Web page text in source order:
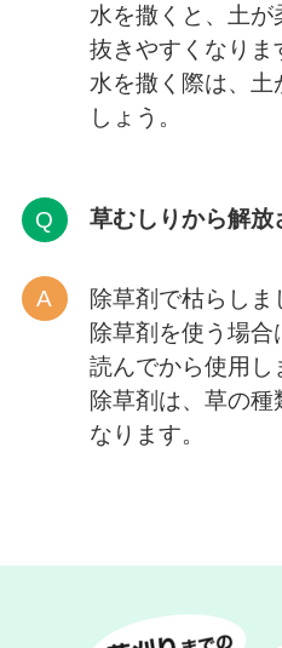
水を撒くと、土
抜きやすくなりま
水を撒く際は、土
しょう。
草むしりから解放
除草剤で枯らしま
除草剤を使う場合
読んでから使用し
除草剤は、草の
なります。